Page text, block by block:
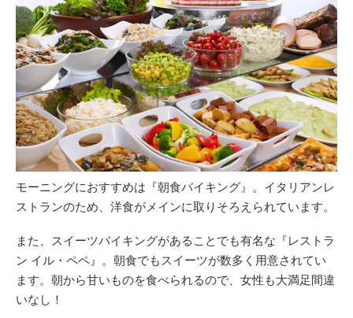
モーニングにおすすめは『朝食バイキング』。イタリアンレ
ストランのため、洋食がメインに取りそろえられています。
また、スイーツバイキングがあることでも有名な『レストラ
ン イル・ペペ』。朝食でもスイーツが数多く用意されてい
ます。朝から甘いものを食べられるので、女性も大満足間違
いなし！